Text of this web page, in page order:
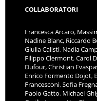
COLLABORATORI
Francesca Arcaro,
Nadine Blanc, Riccardo
Giulia Calisti, Nadia
Filippo Clermont, Carol
Dufour, Christian
Enrico Formento Dojot,
Francesconi, Sofia
Paolo Gatto, Michael